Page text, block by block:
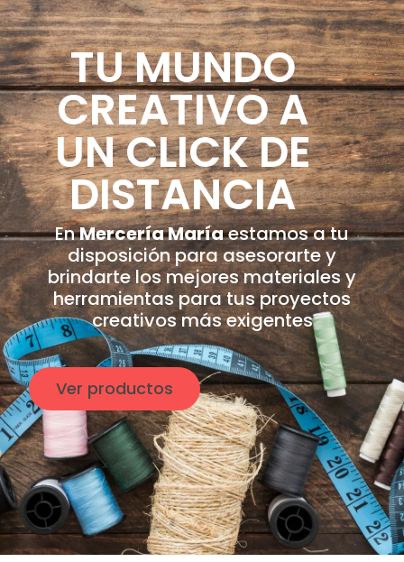
TU MUNDO
CREATIVO A
UN CLICK DE
DISTANCIA
EnMercería Maríaestamos a tu
disposición para asesorarte y
brindarte los mejores materiales y
herramientas para tus proyectos
creativos más exigentes
Ver productos